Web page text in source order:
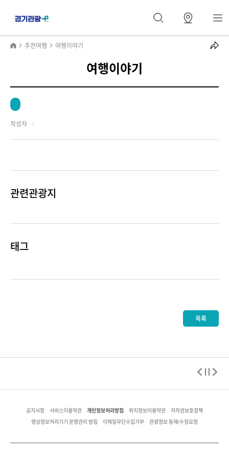
추천여행 여행이야기
여행이야기
작성자
관련관광지
태그
목록
공지사항 서비스이용약관 개인정보처리방침 위치정보이용약관 저작권보호정책
영상정보처리기기 운영관리 방침 이메일무단수집거부 관광정보 등재/수정요청